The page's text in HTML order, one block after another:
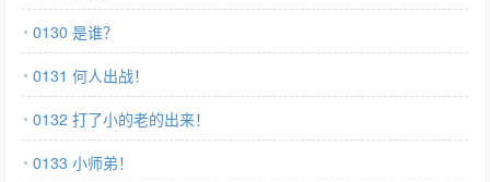
0130 是谁？
0131 何人出战！
0132 打了小的老的出来！
0133 小师弟！